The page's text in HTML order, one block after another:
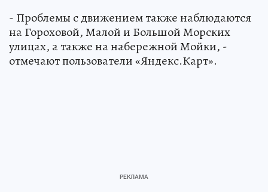
- Проблемы с движением также наблюдаются
на Гороховой, Малой и Большой Морских
улицах, а также на набережной Мойки, -
отмечают пользователи «Яндекс.Карт».